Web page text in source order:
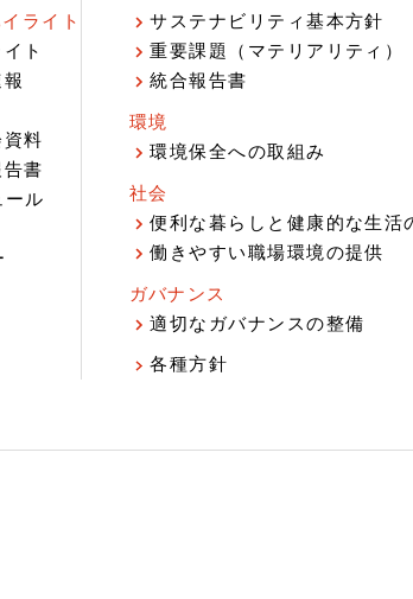
ライト
ト
料
書
ール
サステナビリティ基本方針
重要課題（マテリアリティ）
統合報告書
環境
環境保全への取組み
社会
便利な暮らしと健康的な生活
働きやすい職場環境の提供
ガバナンス
適切なガバナンスの整備
各種方針